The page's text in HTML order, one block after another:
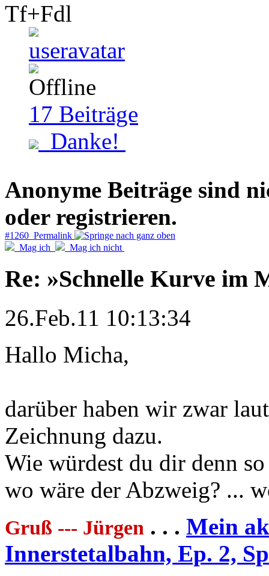
Tf+Fdl
17 Beiträge
Danke!
Anonyme Beiträge sind
oder registrieren.
#1260 Permalink
Mag ich
Mag ich nicht
Re: »Schnelle Kurve im
26.Feb.11 10:13:34
Hallo Micha,
darüber haben wir zwar
Zeichnung dazu.
Wie würdest du dir denn
wo wäre der Abzweig? ...
Gruß --- Jürgen . . . Mein
Innerstetalbahn, Ep. 2,